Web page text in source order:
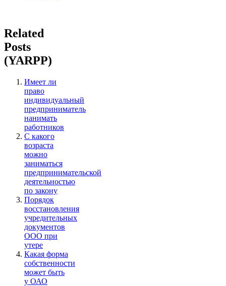
Related
Posts
(YARPP)
Имеет ли
право
индивидуальный
предприниматель
нанимать
работников
С какого
возраста
можно
заниматься
предпринимательской
деятельностью
по закону
Порядок
восстановления
учредительных
документов
ООО при
утере
Какая форма
собственности
может быть
у ОАО